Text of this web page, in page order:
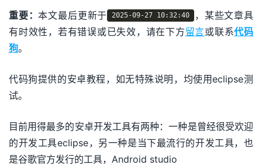
重要：本文最后更新于 2025-09-27 10:32:40
，某些文章具
有时效性，若有错误或已失效，请在下方留言或联系代码
狗。
代码狗提供的安卓教程，如无特殊说明，均使用eclipse测
试。
目前用得最多的安卓开发工具有两种：一种是曾经很受欢迎
的开发工具eclipse，另一种是当下最流行的开发工具，也
是谷歌官方发行的工具，Android studio